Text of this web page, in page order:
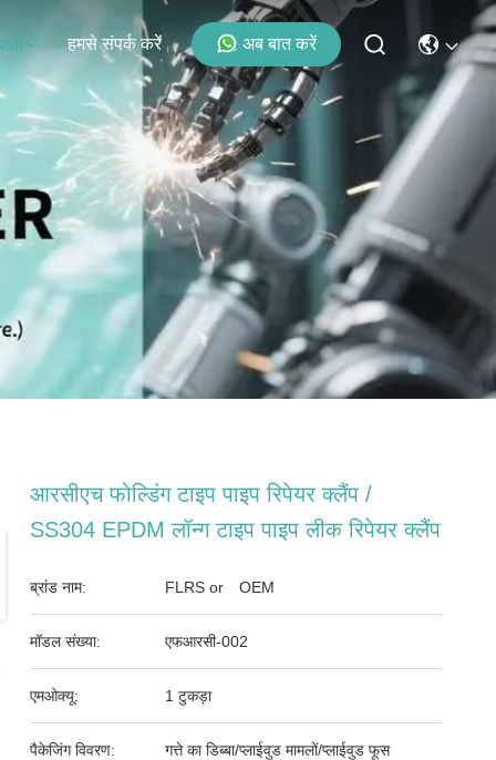
हमसे संपर्क करें अब बात करें
आरसीएच फोल्डिंग टाइप पाइप रिपेयर क्लैंप /
SS304 EPDM लॉन्ग टाइप पाइप लीक रिपेयर क्लैंप
ब्रांड नाम: FLRS or OEM
मॉडल संख्या: एफआरसी-002
एमओक्यू: 1 टुकड़ा
पैकेजिंग विवरण: गत्ते का डिब्बा/प्लाईवुड मामलों/प्लाईवुड फूस